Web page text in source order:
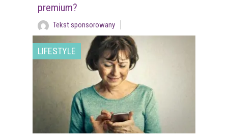
premium?
Tekst sponsorowany
LIFESTYLE